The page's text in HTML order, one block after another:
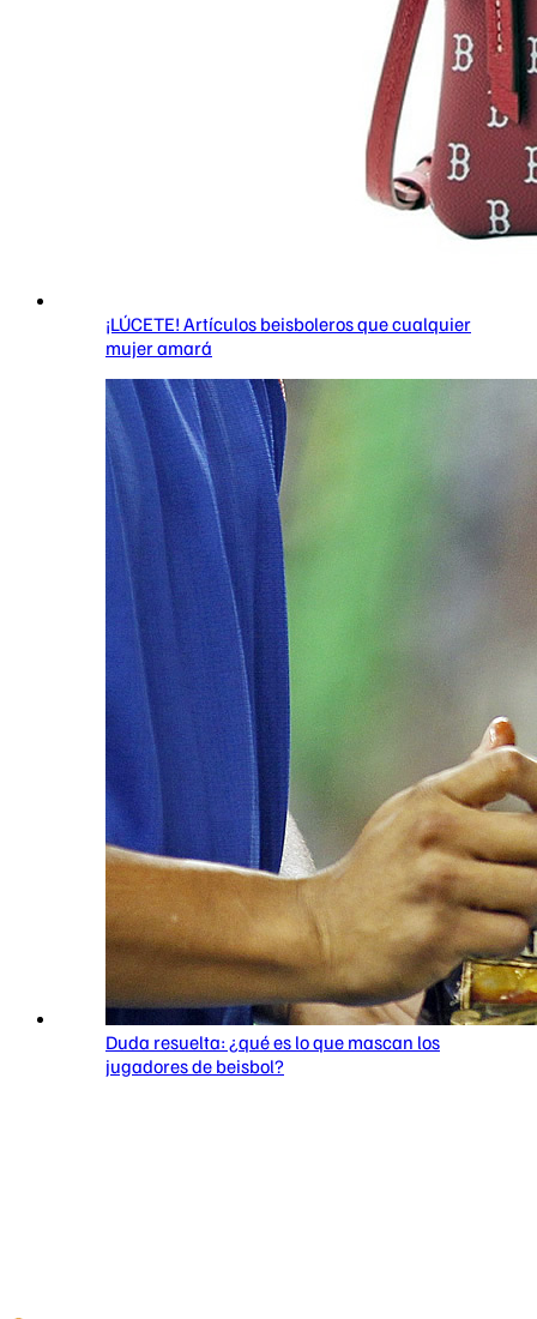
¡LÚCETE! Artículos beisboleros que cualquier
mujer amará
Duda resuelta: ¿qué es lo que mascan los
jugadores de beisbol?